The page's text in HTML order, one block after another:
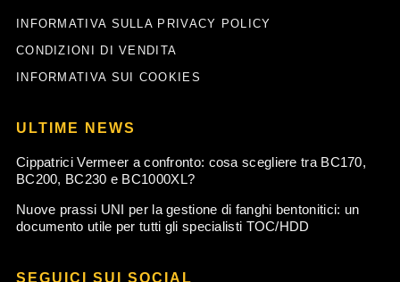
INFORMATIVA SULLA PRIVACY POLICY
CONDIZIONI DI VENDITA
INFORMATIVA SUI COOKIES
ULTIME NEWS
Cippatrici Vermeer a confronto: cosa scegliere tra BC170,
BC200, BC230 e BC1000XL?
Nuove prassi UNI per la gestione di fanghi bentonitici: un
documento utile per tutti gli specialisti TOC/HDD
SEGUICI SUI SOCIAL